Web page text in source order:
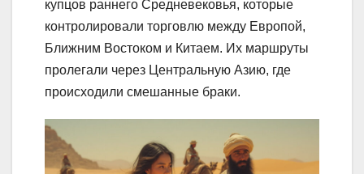
купцов раннего Средневековья, которые
контролировали торговлю между Европой,
Ближним Востоком и Китаем. Их маршруты
пролегали через Центральную Азию, где
происходили смешанные браки.